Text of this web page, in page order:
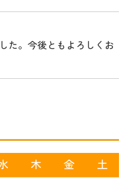
た。今後ともよろしくお
木 金 土